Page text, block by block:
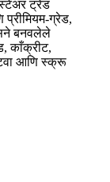
ट्रेड
ग्रेड,
बनवलेले
काँक्रीट,
आणि स्क्रू